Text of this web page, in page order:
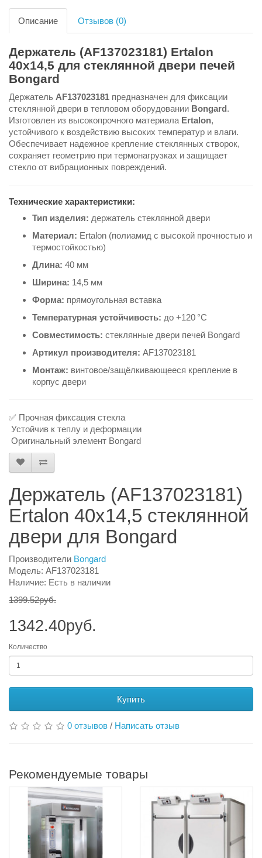
Описание Отзывов (0)
Держатель (AF137023181) Ertalon
40х14,5 для стеклянной двери печей
Bongard
Держатель AF137023181 предназначен для фиксации
стеклянной двери в тепловом оборудовании Bongard.
Изготовлен из высокопрочного материала Ertalon,
устойчивого к воздействию высоких температур и влаги.
Обеспечивает надежное крепление стеклянных створок,
сохраняет геометрию при термонагрузках и защищает
стекло от вибрационных повреждений.
Технические характеристики:
Тип изделия: держатель стеклянной двери
Материал: Ertalon (полиамид с высокой прочностью и
термостойкостью)
Длина: 40 мм
Ширина: 14,5 мм
Форма: прямоугольная вставка
Температурная устойчивость: до +120 °C
Совместимость: стеклянные двери печей Bongard
Артикул производителя: AF137023181
Монтаж: винтовое/защёлкивающееся крепление в
корпус двери
✅ Прочная фиксация стекла
Устойчив к теплу и деформации
Оригинальный элемент Bongard
Держатель (AF137023181)
Ertalon 40х14,5 стеклянной
двери для Bongard
Производители Bongard
Модель: AF137023181
Наличие: Есть в наличии
1399.52руб.
1342.40руб.
Количество
Купить
0 отзывов / Написать отзыв
Рекомендуемые товары